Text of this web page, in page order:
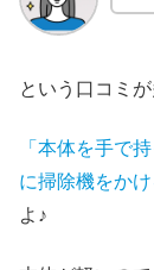
という口コミ
「本体を手で
に掃除機をかけ
よ♪